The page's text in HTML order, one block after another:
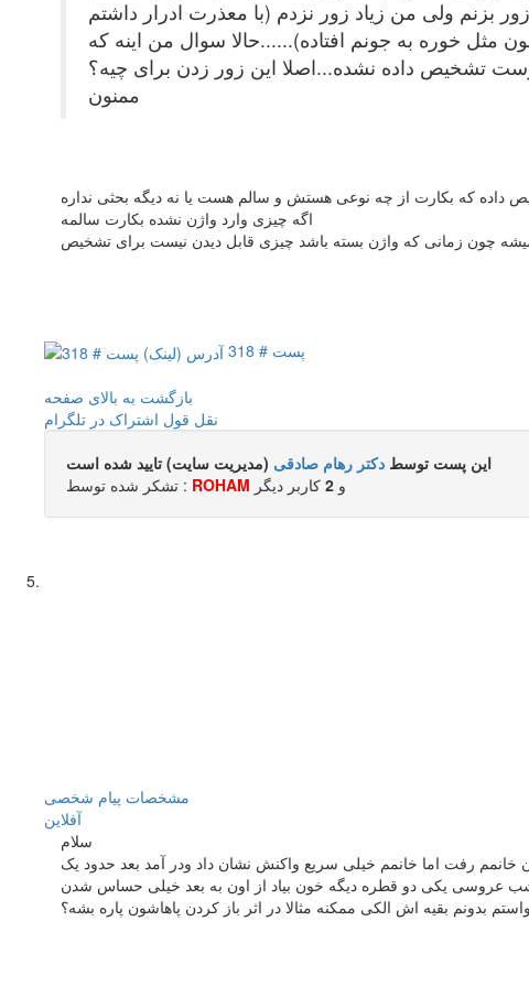
ولی من زیاد زور نزدم (با معذرت ادرار داشتم
مثل خوره به جونم افتاده)......حالا سوال من اینه که
تشخیص داده نشده...اصلا این زور زدن برای چیه؟
ممنون
داده که بکارت از چه نوعی هستش و سالم هست یا نه دیگه بحثی نداره
اگه چیزی وارد واژن نشده بکارت سالمه
چون زمانی که واژن بسته باشد چیزی قابل دیدن نیست برای تشخیص
پست # 318
بازگشت به بالای صفحه
نقل قول اشتراک در تلگرام
این پست توسط دکتر رهام صادقی (مدیریت سایت) تایید شده است
تشکر شده توسط : ROHAM و 2 کاربر ديگر
مشخصات پیام شخصی
آفلاين
سلام
رفت اما خانمم خیلی سریع واکنش نشان داد ودر آمد بعد حدود یک
عروسی یکی دو قطره دیگه خون بیاد از اون به بعد خیلی حساس شدن
بدونم بقیه اش الکی ممکنه مثالا در اثر باز کردن پاهاشون پاره بشه؟